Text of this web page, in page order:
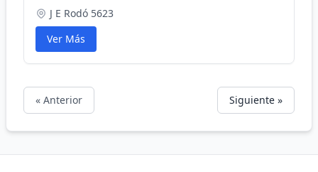
J E Rodó 5623
Ver Más
« Anterior Siguiente »